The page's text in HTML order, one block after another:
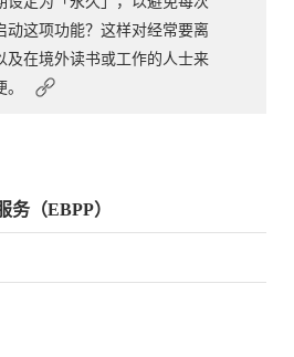
动这项功能？这样对经常要离
及在境外读书或工作的人士来
务（EBPP）